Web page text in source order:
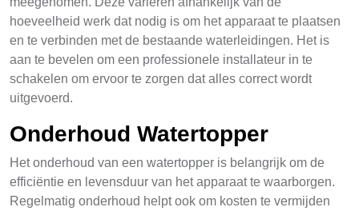
hoeveelheid werk dat nodig is om het apparaat te plaatsen
en te verbinden met de bestaande waterleidingen. Het is
aan te bevelen om een professionele installateur in te
schakelen om ervoor te zorgen dat alles correct wordt
uitgevoerd.
Onderhoud Watertopper
Het onderhoud van een watertopper is belangrijk om de
efficiëntie en levensduur van het apparaat te waarborgen.
Regelmatig onderhoud helpt ook om kosten te vermijden